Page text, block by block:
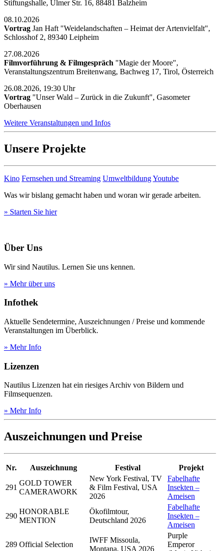
Stiftungshalle, Ulmer Str. 16, 88481 Balzheim
08.10.2026
Vortrag Jan Haft "Weidelandschaften – Heimat der Artenvielfalt",
Schlosshof 2, 89340 Leipheim
27.08.2026
Filmvorführung & Filmgespräch "Magie der Moore",
Veranstaltungszentrum Breitenwang, Bachweg 17, Tirol, Österreich
26.08.2026, 19:30 Uhr
Vortrag "Unser Wald – Zurück in die Zukunft", Gasometer
Oberhausen
Weitere Veranstaltungen und Infos
Unsere Projekte
Kino Fernsehen und Streaming UmweltbildungYoutube
Was wir bislang gemacht haben und woran wir gerade arbeiten.
» Starten Sie hier
Über Uns
Wir sind Nautilus. Lernen Sie uns kennen.
» Mehr über uns
Infothek
Aktuelle Sendetermine, Auszeichnungen / Preise und kommende
Veranstaltungen im Überblick.
» Mehr Info
Lizenzen
Nautilus Lizenzen hat ein riesiges Archiv von Bildern und
Filmsequenzen.
» Mehr Info
Auszeichnungen und Preise
Nr. Auszeichnung Festival Projekt
291
GOLD TOWER
CAMERAWORK
New York Festival, TV
& Film Festival, USA
2026
Fabelhafte
Insekten –
Ameisen
290
HONORABLE
MENTION
Ökofilmtour,
Deutschland 2026
Fabelhafte
Insekten –
Ameisen
289 Official Selection
IWFF Missoula,
Montana, USA 2026
Purple
Emperor